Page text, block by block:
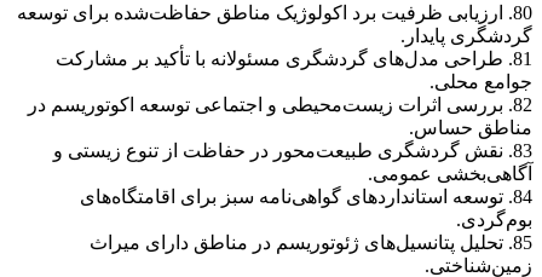
80. ارزیابی ظرفیت برد اکولوژیک مناطق حفاظت‌شده برای توسعه
گردشگری پایدار.
81. طراحی مدل‌های گردشگری مسئولانه با تأکید بر مشارکت
جوامع محلی.
82. بررسی اثرات زیست‌محیطی و اجتماعی توسعه اکوتوریسم در
مناطق حساس.
83. نقش گردشگری طبیعت‌محور در حفاظت از تنوع زیستی و
آگاهی‌بخشی عمومی.
84. توسعه استانداردهای گواهی‌نامه سبز برای اقامتگاه‌های
بوم‌گردی.
85. تحلیل پتانسیل‌های ژئوتوریسم در مناطق دارای میراث
زمین‌شناختی.